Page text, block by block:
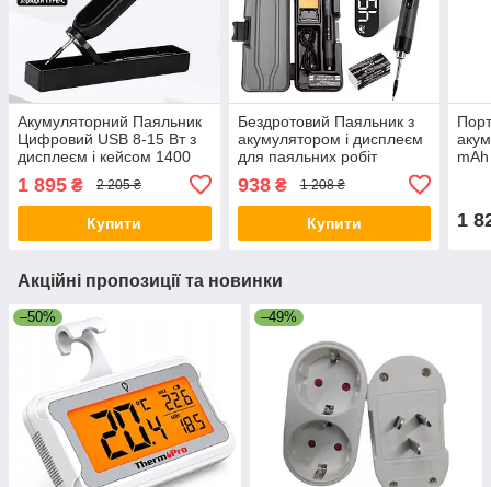
Акумуляторний Паяльник
Цифровий USB 8-15 Вт з
дисплеєм і кейсом 1400
1 895 ₴ 2 205 ₴
Купити
Бездротовий Паяльник з
акумулятором і дисплеєм
для паяльних робіт
Портативний з кейсом для
зберігання 600mAh
Чорний
938₴ 1 208 ₴
Купити 1
Акційні пропозиції та новинки
–50% –49%